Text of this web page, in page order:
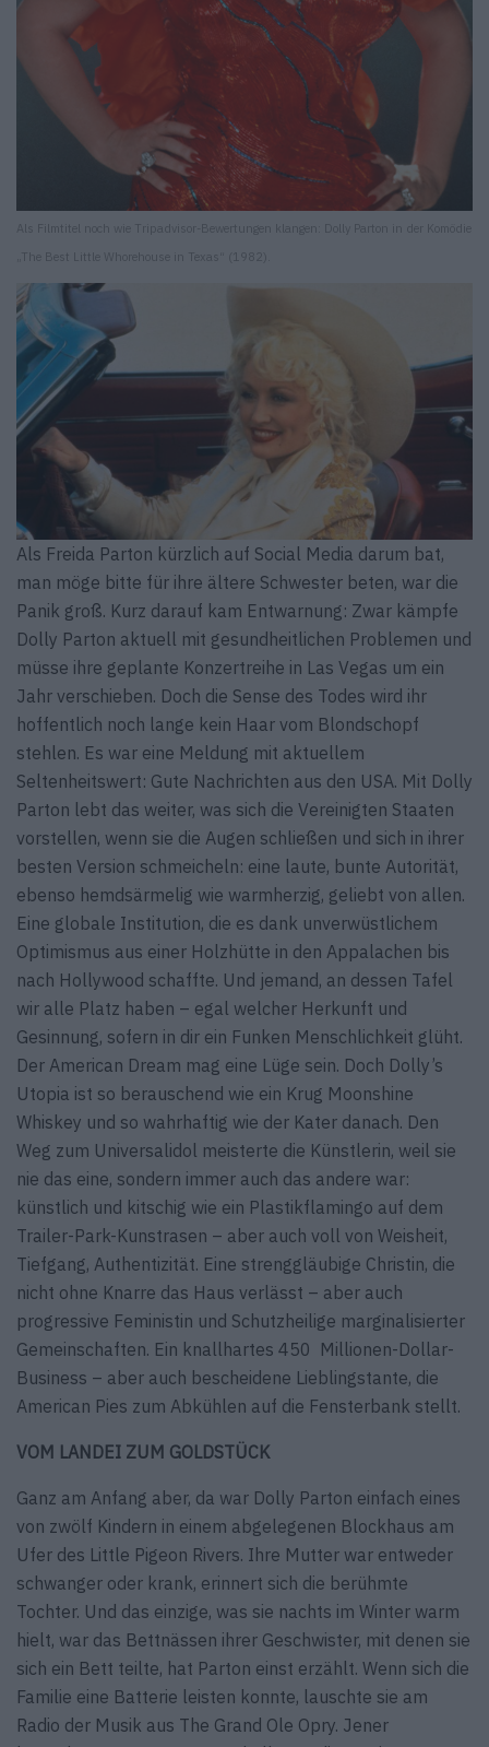
Als Filmtitel noch wie Tripadvisor-Bewertungen klangen: Dolly Parton in der Komödie
„The Best Little Whorehouse in Texas“ (1982).
Als Freida Parton kürzlich auf Social Media darum bat,
man möge bitte für ihre ältere Schwester beten, war die
Panik groß. Kurz darauf kam Entwarnung: Zwar kämpfe
Dolly Parton aktuell mit gesundheitlichen Problemen und
müsse ihre geplante Konzertreihe in Las Vegas um ein
Jahr verschieben. Doch die Sense des Todes wird ihr
hoffentlich noch lange kein Haar vom Blondschopf
stehlen. Es war eine Meldung mit aktuellem
Seltenheitswert: Gute Nachrichten aus den USA. Mit Dolly
Parton lebt das weiter, was sich die Vereinigten Staaten
vorstellen, wenn sie die Augen schließen und sich in ihrer
besten Version schmeicheln: eine laute, bunte Autorität,
ebenso hemdsärmelig wie warmherzig, geliebt von allen.
Eine globale Institution, die es dank unverwüstlichem
Optimismus aus einer Holzhütte in den Appalachen bis
nach Hollywood schaffte. Und jemand, an dessen Tafel
wir alle Platz haben – egal welcher Herkunft und
Gesinnung, sofern in dir ein Funken Menschlichkeit glüht.
Der American Dream mag eine Lüge sein. Doch Dolly’s
Utopia ist so berauschend wie ein Krug Moonshine
Whiskey und so wahrhaftig wie der Kater danach. Den
Weg zum Universalidol meisterte die Künstlerin, weil sie
nie das eine, sondern immer auch das andere war:
künstlich und kitschig wie ein Plastikflamingo auf dem
Trailer-Park-Kunstrasen – aber auch voll von Weisheit,
Tiefgang, Authentizität. Eine strenggläubige Christin, die
nicht ohne Knarre das Haus verlässt – aber auch
progressive Feministin und Schutzheilige marginalisierter
Gemeinschaften. Ein knallhartes 450 Millionen-Dollar-
Business – aber auch bescheidene Lieblingstante, die
American Pies zum Abkühlen auf die Fensterbank stellt.
VOM LANDEI ZUM GOLDSTÜCK
Ganz am Anfang aber, da war Dolly Parton einfach eines
von zwölf Kindern in einem abgelegenen Blockhaus am
Ufer des Little Pigeon Rivers. Ihre Mutter war entweder
schwanger oder krank, erinnert sich die berühmte
Tochter. Und das einzige, was sie nachts im Winter warm
hielt, war das Bettnässen ihrer Geschwister, mit denen sie
sich ein Bett teilte, hat Parton einst erzählt. Wenn sich die
Familie eine Batterie leisten konnte, lauschte sie am
Radio der Musik aus The Grand Ole Opry. Jener